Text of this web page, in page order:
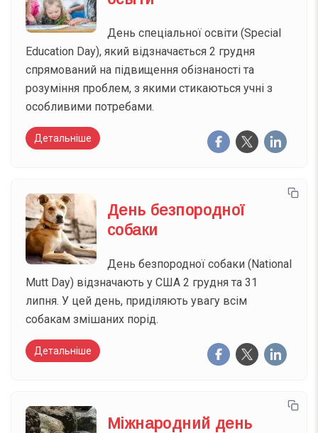
День спеціальної освіти (Special
Education Day), який відзначається 2 грудня
спрямований на підвищення обізнаності та
розуміння проблем, з якими стикаються учні з
особливими потребами.
Детальніше
День безпородної
собаки
День безпородної собаки (National
Mutt Day) відзначають у США 2 грудня та 31
липня. У цей день, приділяють увагу всім
собакам змішаних порід.
Детальніше
Міжнародний день